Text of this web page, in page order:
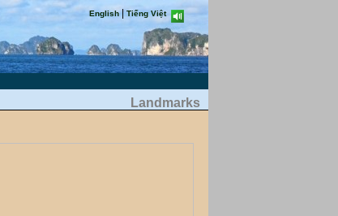
English| Tiếng Việt
Landmarks